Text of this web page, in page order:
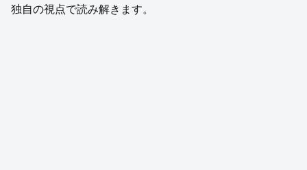
独自の視点で読み解きます。